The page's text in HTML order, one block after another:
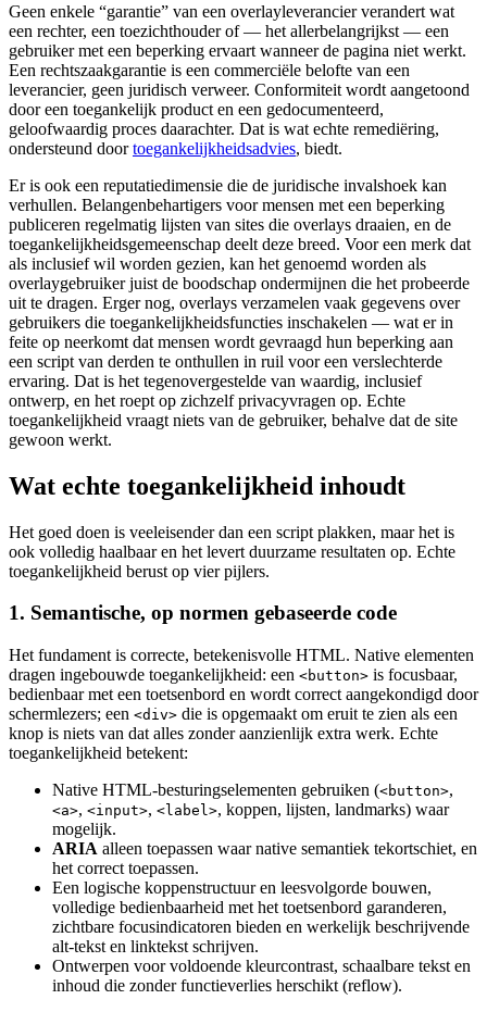
Geen enkele “garantie” van een overlayleverancier verandert wat
een rechter, een toezichthouder of — het allerbelangrijkst — een
gebruiker met een beperking ervaart wanneer de pagina niet werkt.
Een rechtszaakgarantie is een commerciële belofte van een
leverancier, geen juridisch verweer. Conformiteit wordt aangetoond
door een toegankelijk product en een gedocumenteerd,
geloofwaardig proces daarachter. Dat is wat echte remediëring,
ondersteund doortoegankelijkheidsadvies, biedt.
Er is ook een reputatiedimensie die de juridische invalshoek kan
verhullen. Belangenbehartigers voor mensen met een beperking
publiceren regelmatig lijsten van sites die overlays draaien, en de
toegankelijkheidsgemeenschap deelt deze breed. Voor een merk dat
als inclusief wil worden gezien, kan het genoemd worden als
overlaygebruiker juist de boodschap ondermijnen die het probeerde
uit te dragen. Erger nog, overlays verzamelen vaak gegevens over
gebruikers die toegankelijkheidsfuncties inschakelen — wat er in
feite op neerkomt dat mensen wordt gevraagd hun beperking aan
een script van derden te onthullen in ruil voor een verslechterde
ervaring. Dat is het tegenovergestelde van waardig, inclusief
ontwerp, en het roept op zichzelf privacyvragen op. Echte
toegankelijkheid vraagt niets van de gebruiker, behalve dat de site
gewoon werkt.
Wat echte toegankelijkheid inhoudt
Het goed doen is veeleisender dan een script plakken, maar het is
ook volledig haalbaar en het levert duurzame resultaten op. Echte
toegankelijkheid berust op vier pijlers.
1. Semantische, op normen gebaseerde code
Het fundament is correcte, betekenisvolle HTML. Native elementen
dragen ingebouwde toegankelijkheid: een <button> is focusbaar,
bedienbaar met een toetsenbord en wordt correct aangekondigd door
schermlezers; een <div> die is opgemaakt om eruit te zien als een
knop is niets van dat alles zonder aanzienlijk extra werk. Echte
toegankelijkheid betekent:
Native HTML-besturingselementen gebruiken (<button>,
<a>, <input>, <label>, koppen, lijsten, landmarks) waar
mogelijk.
ARIA alleen toepassen waar native semantiek tekortschiet, en
het correct toepassen.
Een logische koppenstructuur en leesvolgorde bouwen,
volledige bedienbaarheid met het toetsenbord garanderen,
zichtbare focusindicatoren bieden en werkelijk beschrijvende
alt-tekst en linktekst schrijven.
Ontwerpen voor voldoende kleurcontrast, schaalbare tekst en
inhoud die zonder functieverlies herschikt (reflow).